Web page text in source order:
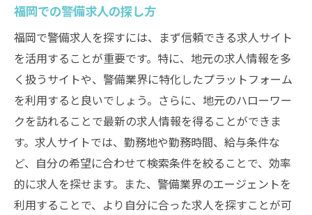
福岡での警備求人の探し方
福岡で警備求人を探すには、まず信頼できる求人サイト
を活用することが重要です。特に、地元の求人情報を多
く扱うサイトや、警備業界に特化したプラットフォーム
を利用すると良いでしょう。さらに、地元のハローワー
クを訪れることで最新の求人情報を得ることができま
す。求人サイトでは、勤務地や勤務時間、給与条件な
ど、自分の希望に合わせて検索条件を絞ることで、効率
的に求人を探せます。また、警備業界のエージェントを
利用することで、より自分に合った求人を探すことが可